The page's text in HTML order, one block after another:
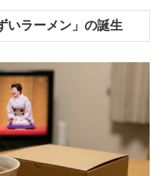
いラーメン」の誕生